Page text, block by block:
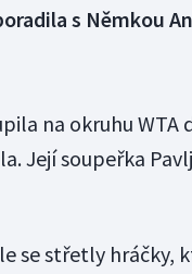
s Němkou
na okruhu
Její soupeřka
se střetly hráčky,